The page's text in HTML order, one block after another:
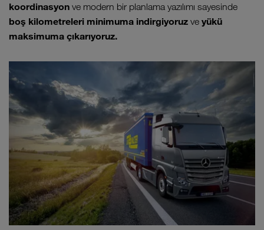
koordinasyon ve modern bir planlama yazılımı sayesinde
boş kilometreleri minimuma indirgiyoruz ve yükü
maksimuma çıkarıyoruz.